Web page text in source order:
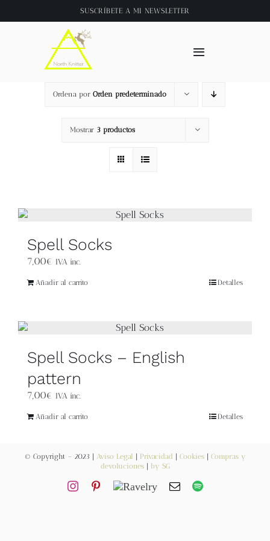
al
SUSCRÍBETE A MI NEWSLETTER
Toggle
Inicio
About
Tienda
Ordena por Orden predeterminado
Mostrar 3 productos
Spell Socks
7,00€ IVA inc.
Añadir al carrito Detalles
Spell Socks – English
pattern
7,00€ IVA inc.
Añadir al carrito Detalles
© Copyright – 2023 | Aviso Legal Privacidad Cookies| Compras y
devoluciones| by SG